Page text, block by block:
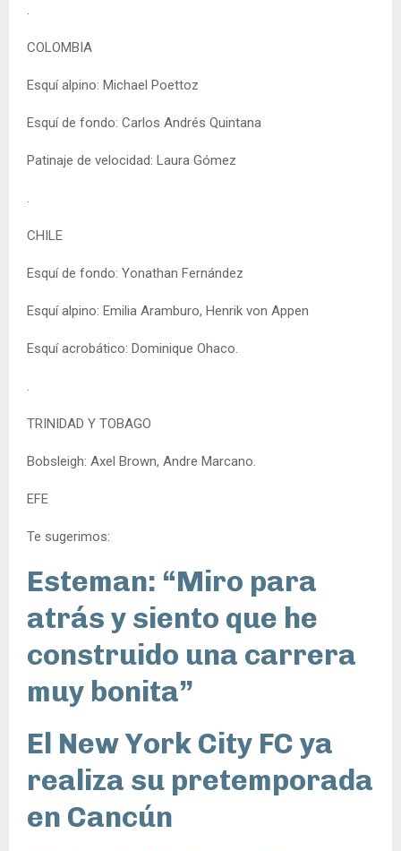
.
COLOMBIA
Esquí alpino: Michael Poettoz
Esquí de fondo: Carlos Andrés Quintana
Patinaje de velocidad: Laura Gómez
.
CHILE
Esquí de fondo: Yonathan Fernández
Esquí alpino: Emilia Aramburo, Henrik von Appen
Esquí acrobático: Dominique Ohaco.
.
TRINIDAD Y TOBAGO
Bobsleigh: Axel Brown, Andre Marcano.
EFE
Te sugerimos:
Esteman: “Miro para
atrás y siento que he
construido una carrera
muy bonita”
El New York City FC ya
realiza su pretemporada
en Cancún